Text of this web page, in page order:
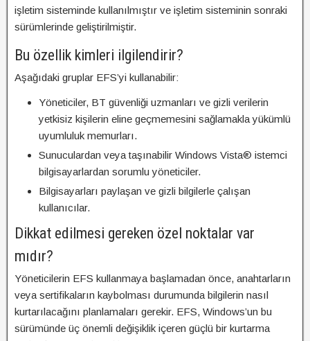
işletim sisteminde kullanılmıştır ve işletim sisteminin sonraki
sürümlerinde geliştirilmiştir.
Bu özellik kimleri ilgilendirir?
Aşağıdaki gruplar EFS’yi kullanabilir:
Yöneticiler, BT güvenliği uzmanları ve gizli verilerin
yetkisiz kişilerin eline geçmemesini sağlamakla yükümlü
uyumluluk memurları.
Sunuculardan veya taşınabilir Windows Vista® istemci
bilgisayarlardan sorumlu yöneticiler.
Bilgisayarları paylaşan ve gizli bilgilerle çalışan
kullanıcılar.
Dikkat edilmesi gereken özel noktalar var
mıdır?
Yöneticilerin EFS kullanmaya başlamadan önce, anahtarların
veya sertifikaların kaybolması durumunda bilgilerin nasıl
kurtarılacağını planlamaları gerekir. EFS, Windows’un bu
sürümünde üç önemli değişiklik içeren güçlü bir kurtarma